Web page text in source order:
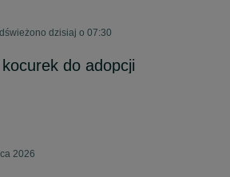
dzisiaj o 07:30
do adopcji
2026